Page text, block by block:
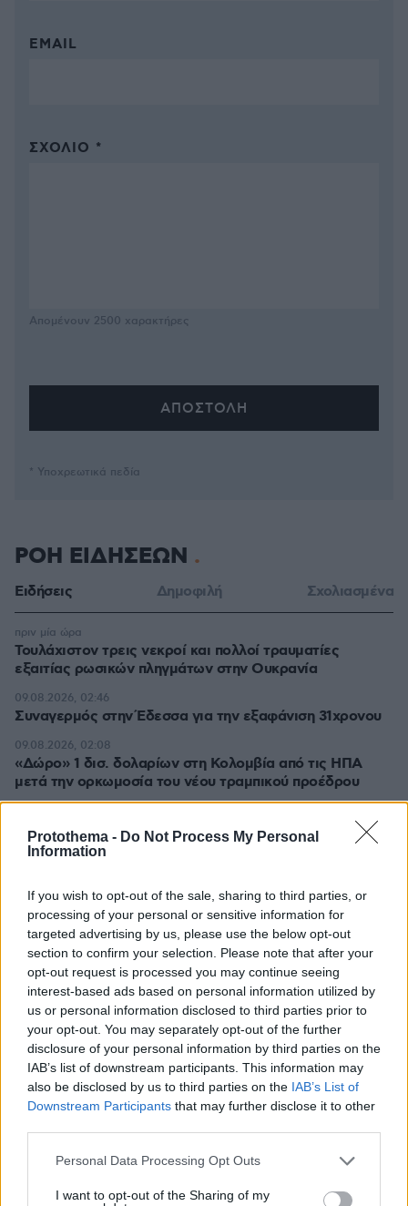
Protothema - Do Not Process My Personal
Information
If you wish to opt-out of the sale, sharing to third parties, or
processing of your personal or sensitive information for
targeted advertising by us, please use the below opt-out
section to confirm your selection. Please note that after your
opt-out request is processed you may continue seeing
interest-based ads based on personal information utilized by
us or personal information disclosed to third parties prior to
your opt-out. You may separately opt-out of the further
disclosure of your personal information by third parties on the
IAB’s list of downstream participants. This information may
also be disclosed by us to third parties on the IAB’s List of
Downstream Participants that may further disclose it to other
Please note that this website/app uses one or more Google
not limited to your visit or usage behaviour. You may click to
Personal Data Processing Opt Outs
I want to opt-out of the Sharing of my
EMAIL
ΣΧΌΛΙΟ *
Απομένουν 2500 χαρακτήρες
* Υποχρεωτικά πεδία
ΡΟΗ ΕΙΔΗΣΕΩΝ
Ειδήσεις Δημοφιλή Σχολιασμένα
Τουλάχιστον τρεις νεκροί και πολλοί τραυματίες
εξαιτίας ρωσικών πληγμάτων στην Ουκρανία
πριν μία ώρα
Συναγερμός στην Έδεσσα για την εξαφάνιση 31χρονου
09.08.2026, 02:46
«Δώρο» 1 δισ. δολαρίων στη Κολομβία από τις ΗΠΑ
μετά την ορκωμοσία του νέου τραμπικού προέδρου
09.08.2026, 02:08
Τουλάχιστον 22 νεκροί κατά τη σύγκρουση δύο
λεωφορείων στον Νίγηρα
7 ηπειρώτικες πίτες: Φτιάχνουμε πλασίντα, κοθρόπιτα,
μπατσαριά, και άλλες που λατρεύουμε
Συντριβή ελικοπτέρου στο Ρίο ντε Τζανέιρο, νεκροί οι
τέσσερις επιβαίνοντες
09.08.2026, 00:59
Εκτός ελέγχου μεγάλη δασική πυρκαγιά στον Καναδά,
χιλιάδες αναγκάστηκαν να εγκαταλείψουν τις εστίες
τους
09.08.2026, 00:42
Ποιοι μπορεί να είναι οι λόγοι που μια γάτα τινάζεται
στον ύπνο της
09.08.2026, 00:30
Πόσες έχουν πάνω από 6 παιδιά
09.08.2026, 00:15